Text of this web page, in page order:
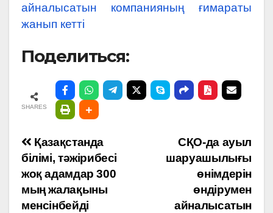
айналысатын компанияның ғимараты
жанып кетті
Поделиться:
SHARES
Навигация
по
записям
СҚО-да ауыл
шаруашылығы
өнімдерін
өндірумен
айналысатын
Қазақстанда
білімі, тәжірибесі
жоқ адамдар 300
мың жалақыны
менсінбейді